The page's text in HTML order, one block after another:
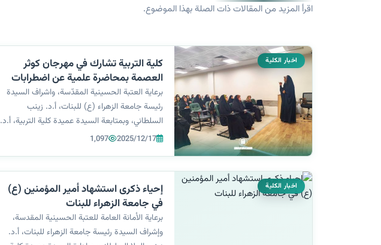
اقرأ المزيد من المقالات ذات الصلة بهذا الموضوع.
اخبار الكلية
كلية التربية تشارك في مهرجان كوثر
العصمة بمحاضرة علمية عن اضطرابات
السلوك في قسم اللغة العربية
برعاية العتبة الحسينية المقدّسة، واشراف السيدة
رئيسة جامعة الزهراء (ع) للبنات، أ.د. زينب
السلطاني، وبمتابعة السيدة عميدة كلية التربية، أ.د.
ايمان سمير بهية، نظّمت كلية التربية محاضرة
2025/12/17
1,097
اخبار الكلية
إحياء ذكرى استشهاد أمير المؤمنين (ع)
في جامعة الزهراء للبنات
برعاية الأمانة العامة للعتبة الحسينية المقدسة،
وإشراف السيدة رئيسة جامعة الزهراء للبنات، أ.د.